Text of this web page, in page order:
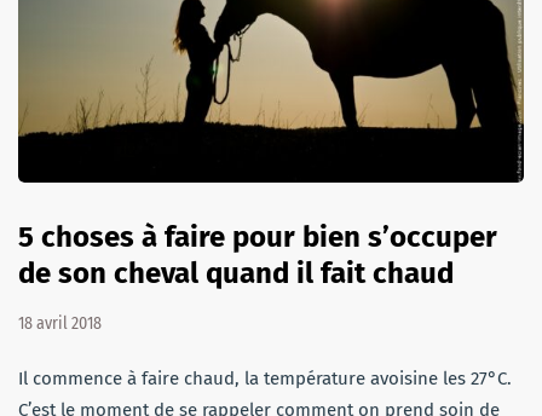
5 choses à faire pour bien s’occuper
de son cheval quand il fait chaud
18 avril 2018
Il commence à faire chaud, la température avoisine les 27°C.
C’est le moment de se rappeler comment on prend soin de